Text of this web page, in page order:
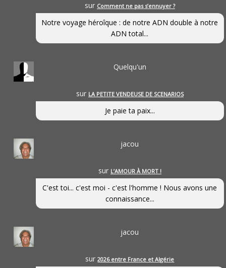
sur Comment ne pas s’ennuyer ?
Notre voyage héroîque : de notre ADN double à notre
ADN total...
Quelqu'un
sur LA PETITE VENDEUSE DE SCENARIOS
Je paie ta paix...
jacou
sur L’AMOUR À MORT !
C'est toi... c'est moi - c'est l'homme ! Nous avons une
connaissance...
jacou
sur2026 entre France et Algérie